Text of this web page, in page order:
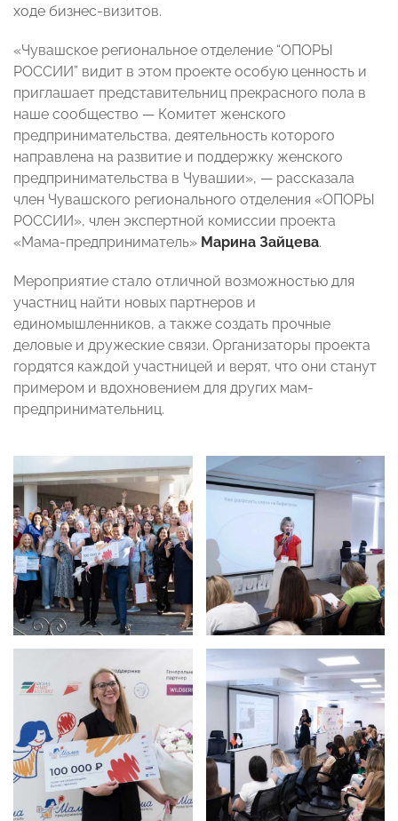
ходе бизнес-визитов.
«Чувашское региональное отделение “ОПОРЫ
РОССИИ” видит в этом проекте особую ценность и
приглашает представительниц прекрасного пола в
наше сообщество — Комитет женского
предпринимательства, деятельность которого
направлена на развитие и поддержку женского
предпринимательства в Чувашии», — рассказала
член Чувашского регионального отделения «ОПОРЫ
РОССИИ», член экспертной комиссии проекта
«Мама-предприниматель» Марина Зайцева.
Мероприятие стало отличной возможностью для
участниц найти новых партнеров и
единомышленников, а также создать прочные
деловые и дружеские связи. Организаторы проекта
гордятся каждой участницей и верят, что они станут
примером и вдохновением для других мам-
предпринимательниц.